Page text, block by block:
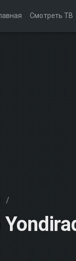
Смотреть ТВ
/